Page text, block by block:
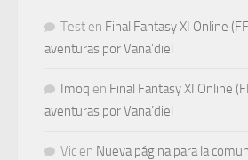
Test en Final Fantasy XI Online
aventuras por Vana’diel
Imoq en Final Fantasy XI Online
aventuras por Vana’diel
Vic en Nueva página para la